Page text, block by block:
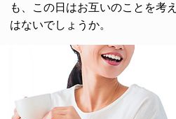
も、この日はお互いのことを考
はないでしょうか。